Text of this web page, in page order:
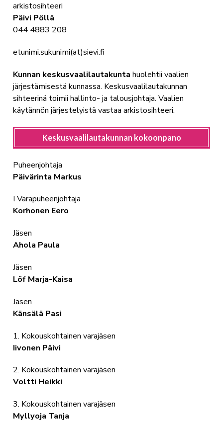
arkistosihteeri
Päivi Pöllä
044 4883 208
etunimi.sukunimi(at)sievi.fi
Kunnan keskusvaalilautakunta huolehtii vaalien
järjestämisestä kunnassa. Keskusvaalilautakunnan
sihteerinä toimii hallinto- ja talousjohtaja. Vaalien
käytännön järjestelyistä vastaa arkistosihteeri.
Keskusvaalilautakunnan kokoonpano
Puheenjohtaja
Päivärinta Markus
I Varapuheenjohtaja
Korhonen Eero
Jäsen
Ahola Paula
Jäsen
Löf Marja-Kaisa
Jäsen
Känsälä Pasi
1. Kokouskohtainen varajäsen
Iivonen Päivi
2. Kokouskohtainen varajäsen
Voltti Heikki
3. Kokouskohtainen varajäsen
Myllyoja Tanja